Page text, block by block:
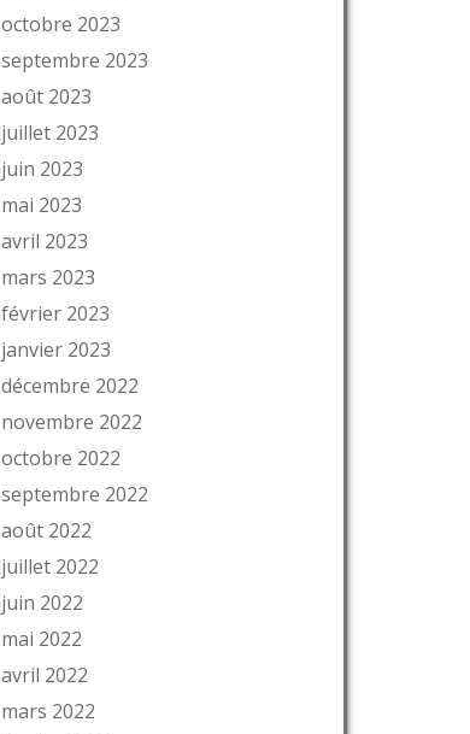
octobre 2023
septembre 2023
août 2023
juillet 2023
juin 2023
mai 2023
avril 2023
mars 2023
février 2023
janvier 2023
décembre 2022
novembre 2022
octobre 2022
septembre 2022
août 2022
juillet 2022
juin 2022
mai 2022
avril 2022
mars 2022